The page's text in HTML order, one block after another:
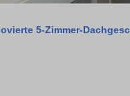
5-Zimmer-